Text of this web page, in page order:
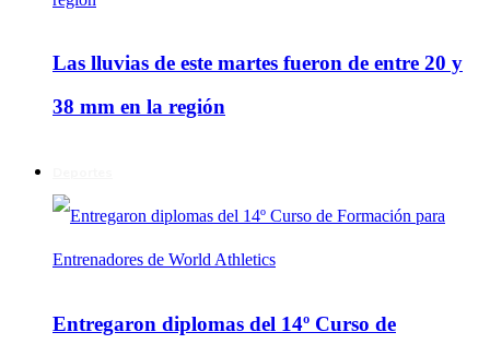
Las lluvias de este martes fueron de entre 20 y
38 mm en la región
Entregaron diplomas del 14º Curso de